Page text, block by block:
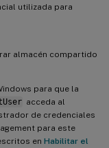
utilizada para
para que la
acceda al
de credenciales
para este
en Habilitar el